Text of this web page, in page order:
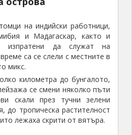
на индийски работници,
и Мадагаскар, както и
изпратени да служат на
са се слели с местните в
микс.
километра до бунгалото,
се смени няколко пъти
скали през тучни зелени
до тропическа растителност
лежаха скрити от вятъра.